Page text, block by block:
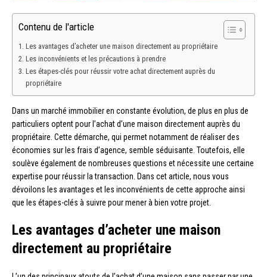
Contenu de l'article
Les avantages d’acheter une maison directement au propriétaire
Les inconvénients et les précautions à prendre
Les étapes-clés pour réussir votre achat directement auprès du
propriétaire
Dans un marché immobilier en constante évolution, de plus en plus de
particuliers optent pour l’achat d’une maison directement auprès du
propriétaire. Cette démarche, qui permet notamment de réaliser des
économies sur les frais d’agence, semble séduisante. Toutefois, elle
soulève également de nombreuses questions et nécessite une certaine
expertise pour réussir la transaction. Dans cet article, nous vous
dévoilons les avantages et les inconvénients de cette approche ainsi
que les étapes-clés à suivre pour mener à bien votre projet.
Les avantages d’acheter une maison
directement au propriétaire